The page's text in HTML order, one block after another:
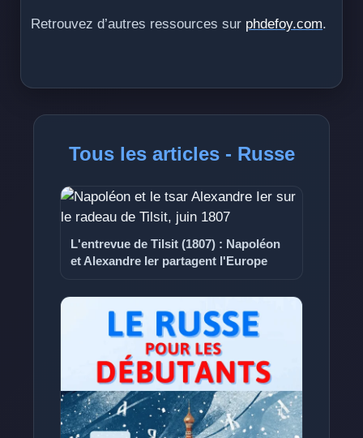
Retrouvez d’autres ressources sur phdefoy.com.
Tous les articles - Russe
L'entrevue de Tilsit (1807) : Napoléon
et Alexandre Ier partagent l'Europe